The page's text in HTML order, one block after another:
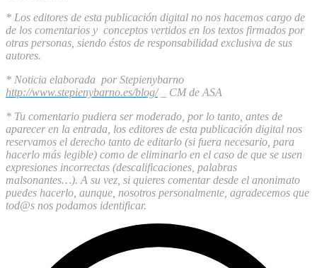
* Los editores de esta publicación digital no nos hacemos cargo de
de los comentarios y conceptos vertidos en los textos firmados por
otras personas, siendo éstos de responsabilidad exclusiva de sus
autores.
* Noticia elaborada por Stepienybarno
http://www.stepienybarno.es/blog/_ CM de ASA
* Tu comentario pudiera ser moderado, por lo tanto, antes de
aparecer en la entrada, los editores de esta publicación digital nos
reservamos el derecho tanto de editarlo (si fuera necesario, para
hacerlo más legible) como de eliminarlo en el caso de que se usen
expresiones incorrectas (descalificaciones, palabras
malsonantes…). A su vez, si quieres comentar desde el anonimato
puedes hacerlo, aunque, nosotros personalmente, agradecemos que
tod@s nos podamos identificar.